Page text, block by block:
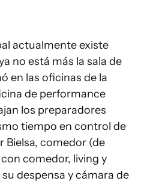
actualmente existe
no está más la sala de
en las oficinas de la
de performance
los preparadores
tiempo en control de
Bielsa, comedor (de
comedor, living y
despensa y cámara de